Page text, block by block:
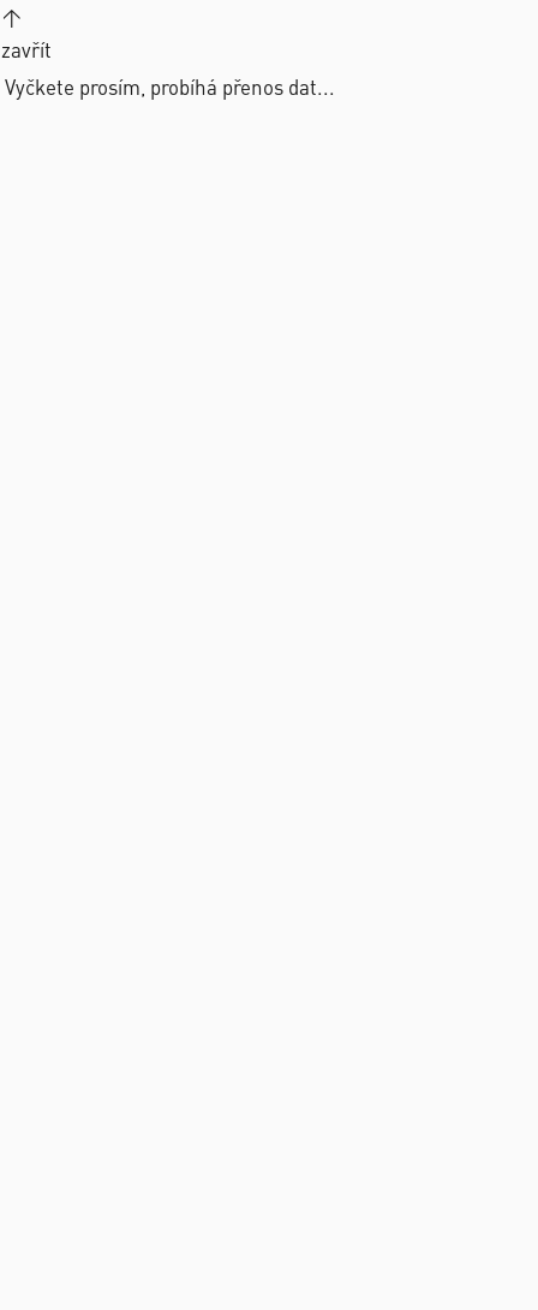
↑
zavřít
Vyčkete prosím, probíhá přenos dat...